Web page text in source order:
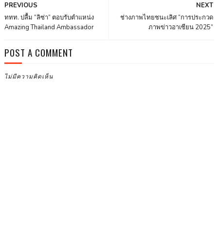
NEXT
ช่างภาพไทยชนะเลิศ “การประกวด
ภาพข่าวอาเซียน 2025”
PREVIOUS
ททท. ปลื้ม “ลิซ่า” ตอบรับตำแหน่ง
Amazing Thailand Ambassador
POST A COMMENT
ไม่มีความคิดเห็น